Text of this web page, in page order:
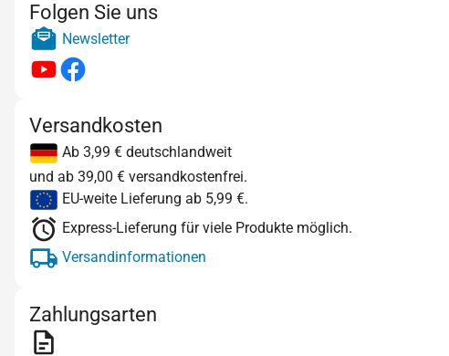
Folgen Sie uns
Newsletter
Versandkosten
Ab 3,99 € deutschlandweit
und ab 39,00 € versandkostenfrei.
EU-weite Lieferung ab 5,99 €.
Express-Lieferung für viele Produkte möglich.
Versandinformationen
Zahlungsarten